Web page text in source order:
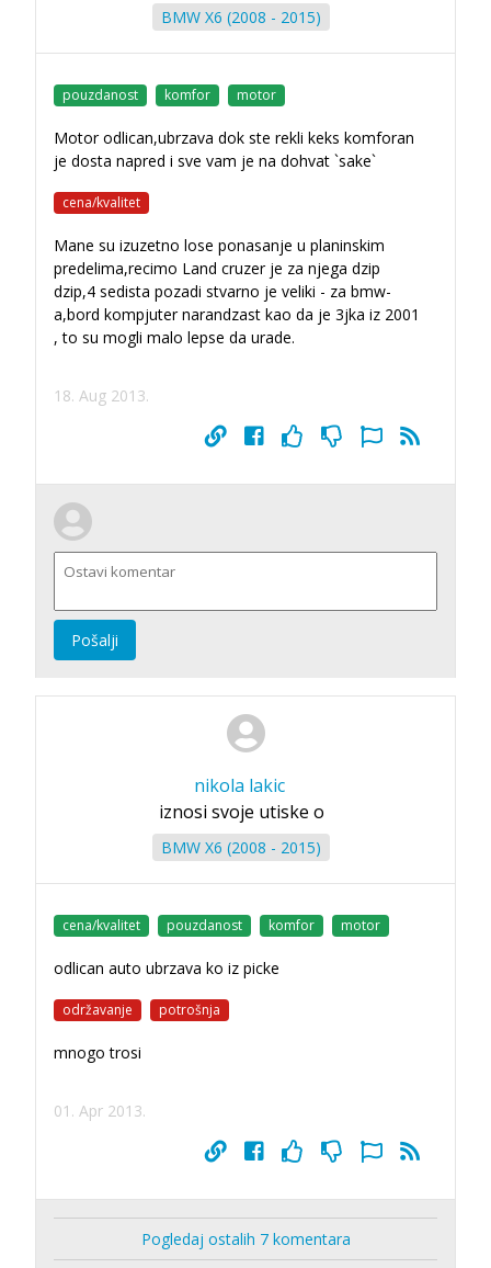
BMW X6 (2008 - 2015)
pouzdanost komfor motor
Motor odlican,ubrzava dok ste rekli keks komforan
je dosta napred i sve vam je na dohvat `sake`
cena/kvalitet
Mane su izuzetno lose ponasanje u planinskim
predelima,recimo Land cruzer je za njega dzip
dzip,4 sedista pozadi stvarno je veliki - za bmw-
a,bord kompjuter narandzast kao da je 3jka iz 2001
, to su mogli malo lepse da urade.
18. Aug 2013.
Pošalji
nikola lakic
iznosi svoje utiske o
BMW X6 (2008 - 2015)
cena/kvalitet pouzdanost komfor motor
odlican auto ubrzava ko iz picke
održavanje potrošnja
mnogo trosi
01. Apr 2013.
Pogledaj ostalih 7 komentara